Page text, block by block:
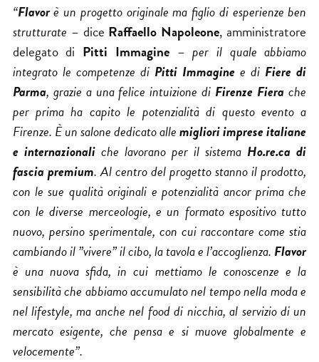
“Flavorè un progetto originale ma figlio di esperienze ben
strutturate – dice Raffaello Napoleone, amministratore
delegato di Pitti Immagine–per il quale abbiamo
integrato le competenze di Pitti Immagine e di Fiere di
Parma, grazie a una felice intuizione di Firenze Fiera che
per prima ha capito le potenzialità di questo evento a
Firenze. È un salone dedicato allemigliori imprese italiane
e internazionaliche lavorano per il sistema Ho.re.ca di
fascia premium. Al centro del progetto stanno il prodotto,
con le sue qualità originali e potenzialità ancor prima che
con le diverse merceologie, e un formato espositivo tutto
nuovo, persino sperimentale, con cui raccontare come stia
cambiando il ”vivere” il cibo, la tavola e l’accoglienza. Flavor
è una nuova sfida, in cui mettiamo le conoscenze e la
sensibilità che abbiamo accumulato nel tempo nella moda e
nel lifestyle, ma anche nel food di nicchia, al servizio di un
mercato esigente, che pensa e si muove globalmente e
velocemente”.